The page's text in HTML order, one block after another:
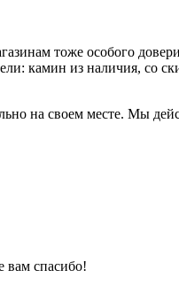
тоже особого
камин из наличия, со
своем месте. Мы
спасибо!